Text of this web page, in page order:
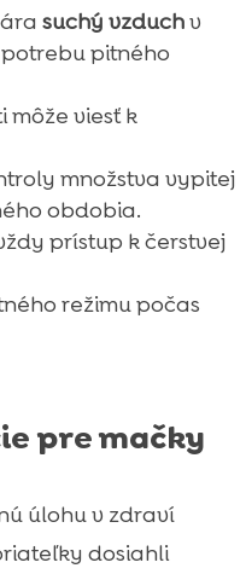
suchý vzduchv
pitného
môže viesť k
množstva vypitej
obdobia.
prístup k čerstvej
režimu počas
pre mačky
úlohu v zdraví
dosiahli